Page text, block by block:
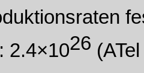
: 2.4×1026